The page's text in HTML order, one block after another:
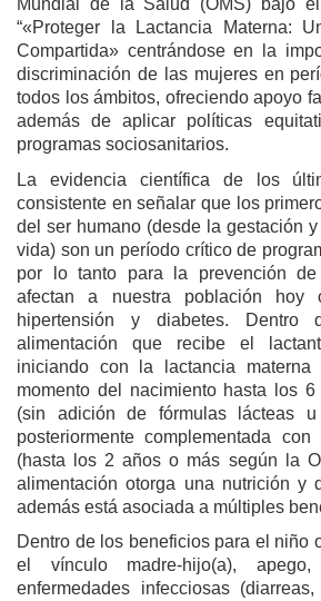
Mundial de la Salud (OMS) bajo
“«Proteger la Lactancia Materna:
Compartida» centrándose en la
discriminación de las mujeres en
todos los ámbitos, ofreciendo apoyo
además de aplicar políticas
programas sociosanitarios.
La evidencia científica de los
consistente en señalar que los
del ser humano (desde la gestación
vida) son un período crítico de
por lo tanto para la prevención de
afectan a nuestra población hoy
hipertensión y diabetes.
alimentación que recibe el
iniciando con la lactancia materna
momento del nacimiento hasta los
(sin adición de fórmulas lácteas
posteriormente complementada
(hasta los 2 años o más según la
alimentación otorga una nutrición y
además está asociada a múltiples
Dentro de los beneficios para el niño
el vínculo madre-hijo(a),
enfermedades infecciosas